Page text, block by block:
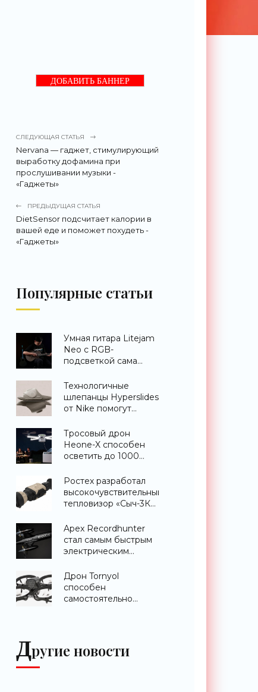
ДОБАВИТЬ БАННЕР
СЛЕДУЮЩАЯ СТАТЬЯ
Nervana — гаджет, стимулирующий
выработку дофамина при
прослушивании музыки -
«Гаджеты»
ПРЕДЫДУЩАЯ СТАТЬЯ
DietSensor подсчитает калории в
вашей еде и поможет похудеть -
«Гаджеты»
Популярные статьи
Умная гитара Litejam
Neo с RGB-
подсветкой сама
«Гаджеты»
Технологичные
шлепанцы Hyperslides
от Nike помогут
ноги после
тренировки -
«Гаджеты»
Тросовый дрон
Heone-X способен
осветить до 1000
земли -
«Беспилотники»
Ростех разработал
высокочувствительный
тепловизор «Сыч-3К»
распознавания до 2
км - «Гаджеты»
Apex Recordhunter
стал самым быстрым
электрическим
«Беспилотники»
Дрон Tornyol
способен
самостоятельно
Другие новости